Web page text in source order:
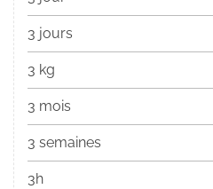
3 jours
3 kg
3 mois
3 semaines
3h